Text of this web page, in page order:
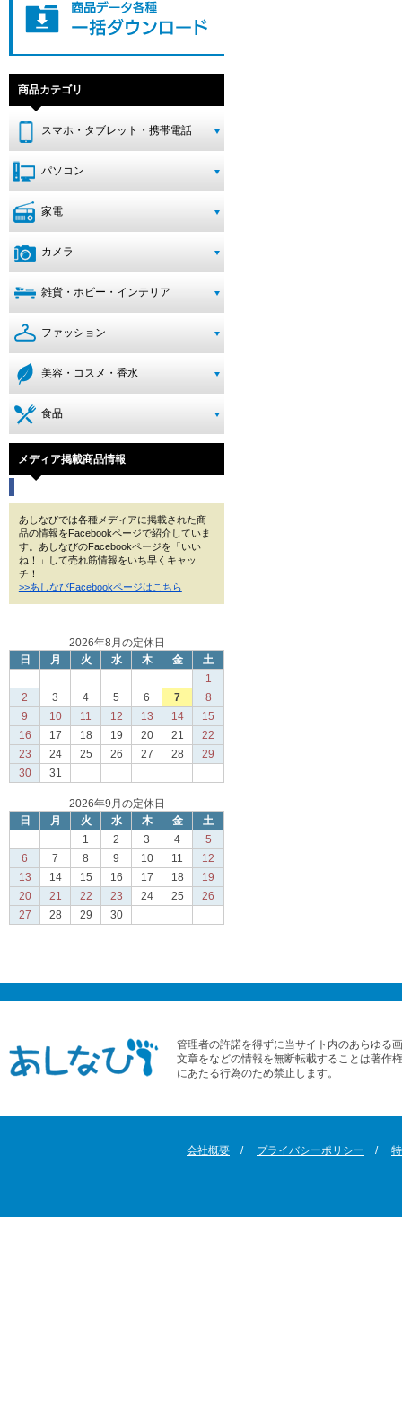
商品カテゴリ
スマホ・タブレット・携帯電話
パソコン
家電
カメラ
雑貨・ホビー・インテリア
ファッション
美容・コスメ・香水
食品
メディア掲載商品情報
あしなびでは各種メディアに掲載された商
品の情報をFacebookページで紹介していま
す。あしなびのFacebookページを「いい
ね！」して売れ筋情報をいち早くキャッ
チ！
>>あしなびFacebookページはこちら
2026年8月の定休日
日
月 火 水 木 金
土
1
2
3 4 5 6 7
8
9
10 11 12 13 14
15
16
17 18 19 20 21
22
23
24 25 26 27 28
29
30
31
2026年9月の定休日
日
月 火 水 木 金
土
1
2 3 4
5
6
7 8 9 10 11
12
13
14 15 16 17 18
19
20
21 22 23 24 25
26
27
28 29 30
管理者の許諾を得ずに当サイト内のあらゆる
文章をなどの情報を無断転載することは著作
にあたる行為のため禁止します。
会社概要 プライバシーポリシー